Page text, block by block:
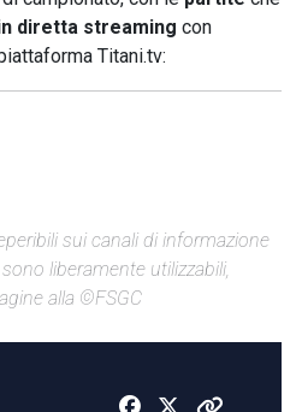
diretta streaming con
Titani.tv:
sui canali di informazione
liberamente utilizzabili,
alla ©FSGC